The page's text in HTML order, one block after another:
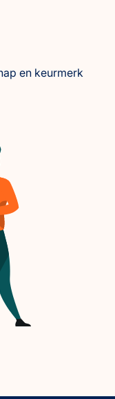
en keurmerk